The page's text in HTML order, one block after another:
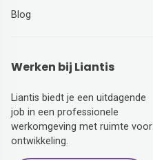
Blog
Werken bij Liantis
Liantis biedt je een uitdagende
job in een professionele
werkomgeving met ruimte voor
ontwikkeling.